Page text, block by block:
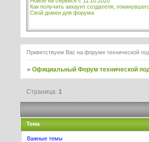
Как получить аккаунт создателя,
Свой домен для форума
Приветствуем Вас на форуме технической
»Официальный Форум технической
Страница:1
Тема
Важные темы